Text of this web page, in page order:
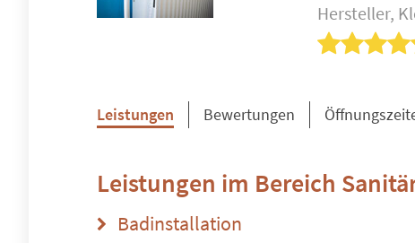
Hersteller,
Leistungen Bewertungen
Leistungen im Bereich
Badinstallation